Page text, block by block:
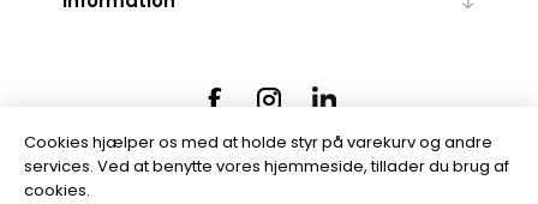
Cookies hjælper os med at holde styr på varekurv og andre
services. Ved at benytte vores hjemmeside, tillader du brug af
cookies.